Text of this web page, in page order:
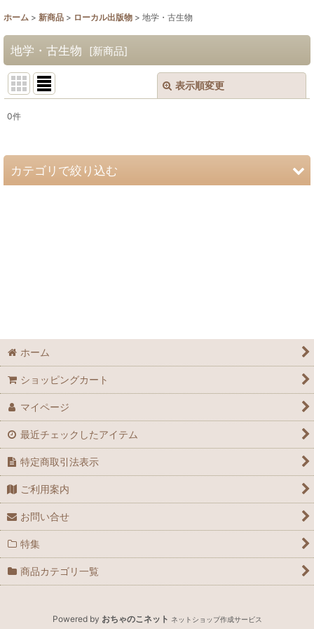
ホーム > 新商品 > ローカル出版物 > 地学・古生物
地学・古生物 [新商品]
表示順変更
並び順 :
0件
カテゴリで絞り込む
その他 全般
ホーム
ショッピングカート
マイページ
最近チェックしたアイテム
特定商取引法表示
ご利用案内
お問い合せ
特集
商品カテゴリ一覧
Powered by おちゃのこネット ネットショップ作成サービス